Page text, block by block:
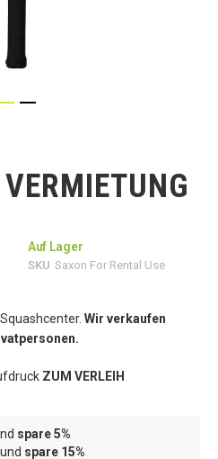
Auf Lager
SKU Saxon For Rental Use
Wir verkaufen
ZUM VERLEIH
spare5%
spare 15%